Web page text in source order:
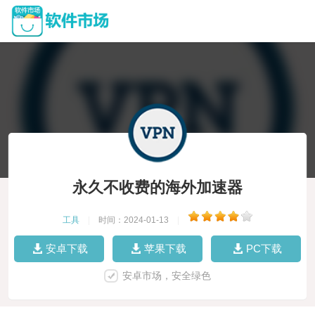
永久不收费的海外加速器
工具 时间：2024-01-13
安卓下载 苹果下载 PC下载
安卓市场，安全绿色